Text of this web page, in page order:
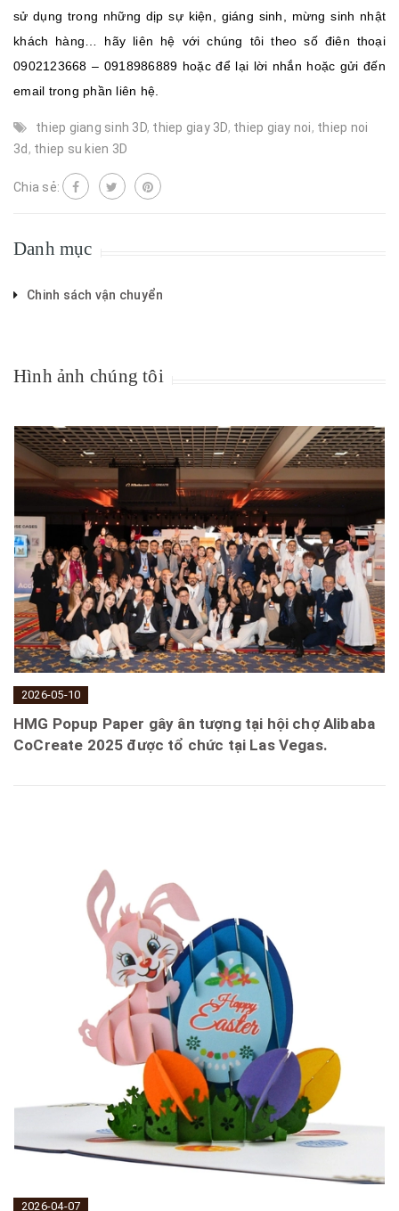
sử dụng trong những dịp sự kiện, giáng sinh, mừng sinh nhật
khách hàng… hãy liên hệ với chúng tôi theo số điên thoại
0902123668 – 0918986889 hoặc để lại lời nhắn hoặc gửi đến
email trong phần liên hệ.
thiep giang sinh 3D, thiep giay 3D, thiep giay noi, thiep noi
3d , thiep su kien 3D
Chia sẻ:
Danh mục
Chinh sách vận chuyển
Hình ảnh chúng tôi
2026-05-10
HMG Popup Paper gây ân tượng tại hội chợ Alibaba
CoCreate 2025 được tổ chức tại Las Vegas.
2026-04-07